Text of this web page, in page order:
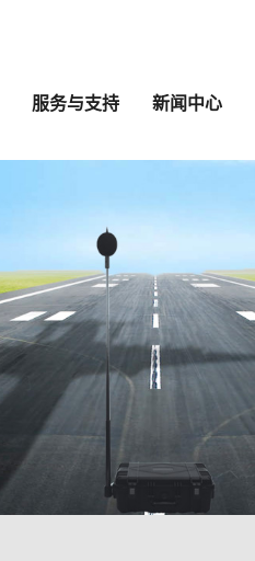
服务与支持 新闻中心